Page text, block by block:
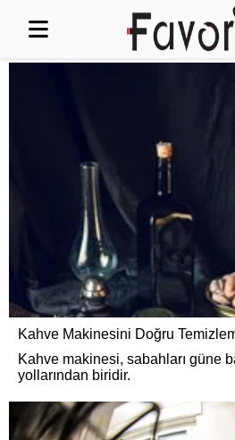
Kahve Makinesini Doğru
Kahve makinesi, sabahları güne
yollarından biridir.